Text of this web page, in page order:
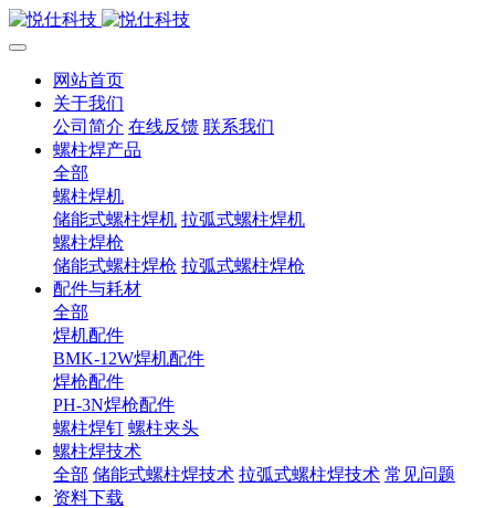
网站首页
关于我们
公司简介 在线反馈 联系我们
螺柱焊产品
全部
螺柱焊机
储能式螺柱焊机 拉弧式螺柱焊机
螺柱焊枪
储能式螺柱焊枪 拉弧式螺柱焊枪
配件与耗材
全部
焊机配件
BMK-12W焊机配件
焊枪配件
PH-3N焊枪配件
螺柱焊钉 螺柱夹头
螺柱焊技术
全部 储能式螺柱焊技术 拉弧式螺柱焊技术 常见问题
资料下载